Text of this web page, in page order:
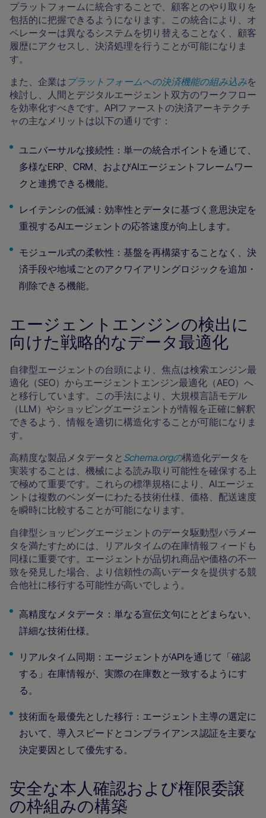
プラットフォームに統合することで、顧客とのやり取りを
包括的に把握できるようになります。この統合により、オ
ペレーターは異なるシステムを切り替えることなく、顧客
履歴にアクセスし、決済処理を行うことが可能になりま
す。
また、企業は プラットフォームへの決済機能の組み込みを
検討し、人間とデジタルエージェント双方のワークフロー
を効率化すべきです。APIファーストの決済アーキテクチ
ャの主なメリットは以下の通りです：
ユニバーサルな接続性：単一の統合ポイントを通じて、
多様なERP、CRM、およびAIエージェントフレームワー
クと連携できる機能。
レイテンシの低減：効率性とデータに基づく意思決定を
重視するAIエージェントの応答速度が向上します。
モジュール式の柔軟性：基盤を再構築することなく、決
済手段や地域ごとのアクワイアリングロジックを追加・
削除できる機能。
エージェントエンジンの検出に
向けた戦略的なデータ最適化
自律型エージェントの台頭により、焦点は検索エンジン最
適化（SEO）からエージェントエンジン最適化（AEO）へ
と移行しています。この手法により、大規模言語モデル
（LLM）やショッピングエージェントが情報を正確に解釈
できるよう、情報を適切に構造化することが可能になりま
す。
高精度な製品メタデータと Schema.orgの構造化データを
実装することは、機械による読み取り可能性を確保する上
で極めて重要です。これらの標準規格により、AIエージェ
ントは複数のベンダーにわたる技術仕様、価格、配送速度
を瞬時に比較することが可能になります。
自律型ショッピングエージェントのデータ駆動型パラメー
タを満たすためには、リアルタイムの在庫情報フィードも
同様に重要です。エージェントが品切れ商品や価格の不一
致を発見した場合、より信頼性の高いデータを提供する競
合他社に移行する可能性が高いでしょう。
高精度なメタデータ：単なる宣伝文句にとどまらない、
詳細な技術仕様。
リアルタイム同期：エージェントがAPIを通じて「確認
する」在庫情報が、実際の在庫数と一致するようにす
る。
技術面を最優先とした移行：エージェント主導の選定に
おいて、導入スピードとコンプライアンス認証を主要な
決定要因として優先する。
安全な本人確認および権限委譲
の枠組みの構築